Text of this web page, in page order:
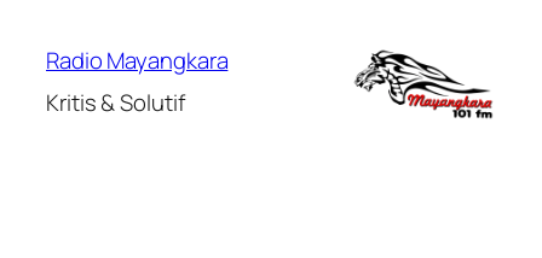
Radio Mayangkara
Kritis & Solutif